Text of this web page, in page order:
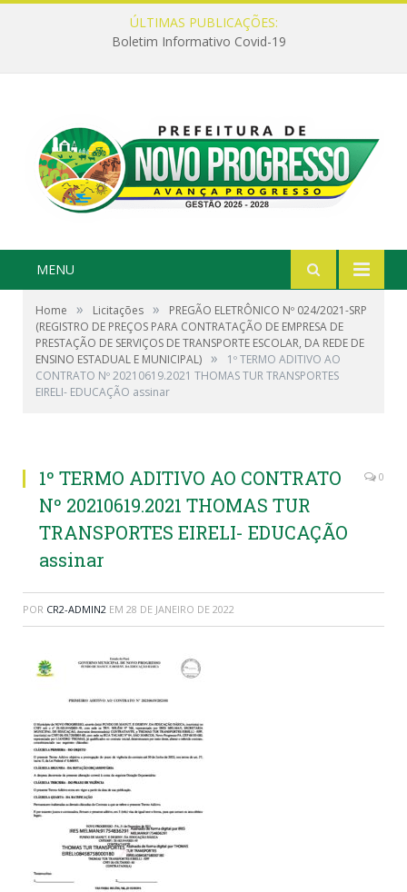
ÚLTIMAS PUBLICAÇÕES:
Boletim Informativo Covid-19
MENU
Home » Licitações »
PREGÃO ELETRÔNICO Nº 024/2021-SRP
(REGISTRO DE PREÇOS PARA CONTRATAÇÃO DE EMPRESA DE
PRESTAÇÃO DE SERVIÇOS DE TRANSPORTE ESCOLAR, DA REDE DE
ENSINO ESTADUAL E MUNICIPAL) »
1º TERMO ADITIVO AO
CONTRATO Nº 20210619.2021 THOMAS TUR TRANSPORTES
EIRELI- EDUCAÇÃO assinar
1º TERMO ADITIVO AO CONTRATO
Nº 20210619.2021 THOMAS TUR
TRANSPORTES EIRELI- EDUCAÇÃO
assinar
0
POR CR2-ADMIN2 EM 28 DE JANEIRO DE 2022